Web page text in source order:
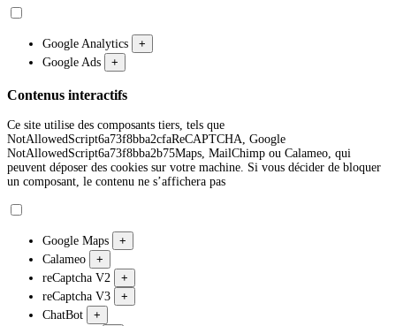
Google Analytics
+
Google Ads
+
Contenus interactifs
Ce site utilise des composants tiers, tels que
NotAllowedScript6a73f8bba2cfaReCAPTCHA, Google
NotAllowedScript6a73f8bba2b75Maps, MailChimp ou Calameo, qui
peuvent déposer des cookies sur votre machine. Si vous décider de bloquer
un composant, le contenu ne s’affichera pas
Google Maps
+
Calameo
+
reCaptcha V2
+
reCaptcha V3
+
ChatBot
+